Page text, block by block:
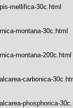
mellifica-30c.html
montana-30c.html
montana-200c.html
carbonica-
phosphorica-